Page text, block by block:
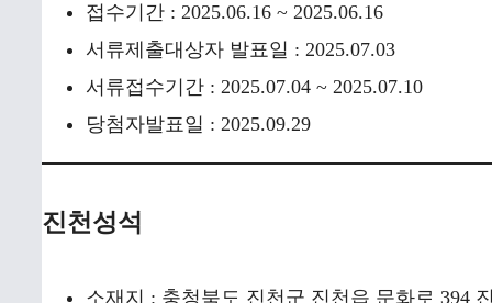
접수기간 : 2025.06.16 ~ 2025.06.16
서류제출대상자 발표일 : 2025.07.03
서류접수기간 : 2025.07.04 ~ 2025.07.10
당첨자발표일 : 2025.09.29
진천성석
소재지 : 충청북도 진천군 진천읍 문화로 394